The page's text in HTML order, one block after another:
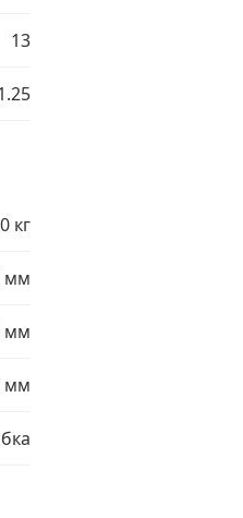
13
кг
мм
мм
мм